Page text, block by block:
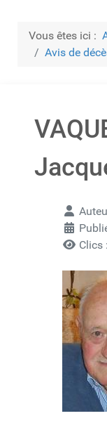
Vous êtes ici :
Avis de
Détails
Clics